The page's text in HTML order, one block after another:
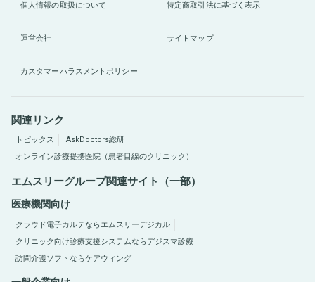
個人情報の取扱について 特定商取引法に基づく表示
運営会社 サイトマップ
カスタマーハラスメントポリシー
関連リンク
トピックス
AskDoctors総研
オンライン診療提携医院（患者目線のクリニック）
エムスリーグループ関連サイト（一部）
医療機関向け
クラウド電子カルテならエムスリーデジカル
クリニック向け診療支援システムならデジスマ診療
訪問介護ソフトならケアウィング